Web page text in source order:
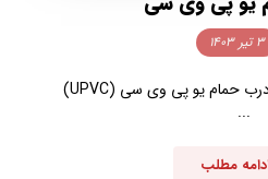
۳ تیر ۱۴۰۳
درب حمام یو پی وی سی درب حمام یو پی وی سی (UPVC)
...
مطلب